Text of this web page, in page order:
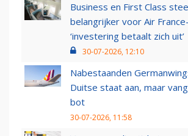
Business en First Class
belangrijker voor Air
‘investering betaalt zich uit’
30-07-2026, 12:10
Nabestaanden
Duitse staat aan, maar
bot
30-07-2026, 11:58